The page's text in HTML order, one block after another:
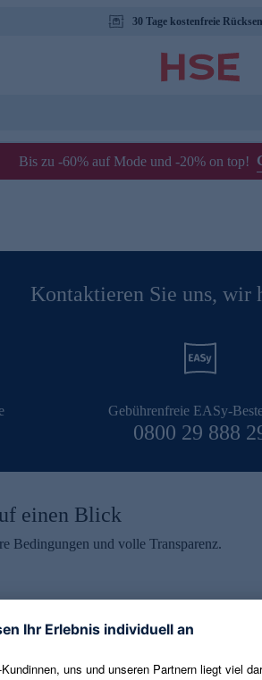
30 Tage kostenfreie
Bis zu -60% auf Mode und -20% on top!
Kontaktieren Sie uns, wir
Gebührenfreie EASy-
0800 29 888
einen Blick
Bedingungen und volle Transparenz.
erhalten